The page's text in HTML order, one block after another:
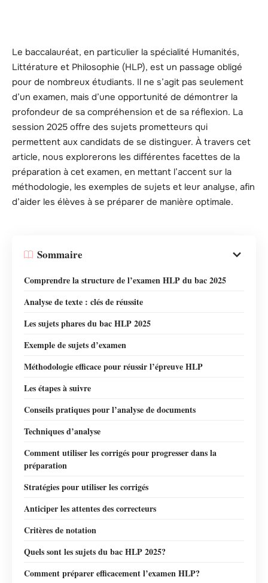
Le baccalauréat, en particulier la spécialité Humanités,
Littérature et Philosophie (HLP), est un passage obligé
pour de nombreux étudiants. Il ne s’agit pas seulement
d’un examen, mais d’une opportunité de démontrer la
profondeur de sa compréhension et de sa réflexion. La
session 2025 offre des sujets prometteurs qui
permettent aux candidats de se distinguer. À travers cet
article, nous explorerons les différentes facettes de la
préparation à cet examen, en mettant l’accent sur la
méthodologie, les exemples de sujets et leur analyse, afin
d’aider les élèves à se préparer de manière optimale.
Sommaire
Comprendre la structure de l’examen HLP du bac 2025
Analyse de texte : clés de réussite
Les sujets phares du bac HLP 2025
Exemple de sujets d’examen
Méthodologie efficace pour réussir l’épreuve HLP
Les étapes à suivre
Conseils pratiques pour l’analyse de documents
Techniques d’analyse
Comment utiliser les corrigés pour progresser dans la
préparation
Stratégies pour utiliser les corrigés
Anticiper les attentes des correcteurs
Critères de notation
Quels sont les sujets du bac HLP 2025?
Comment préparer efficacement l’examen HLP?